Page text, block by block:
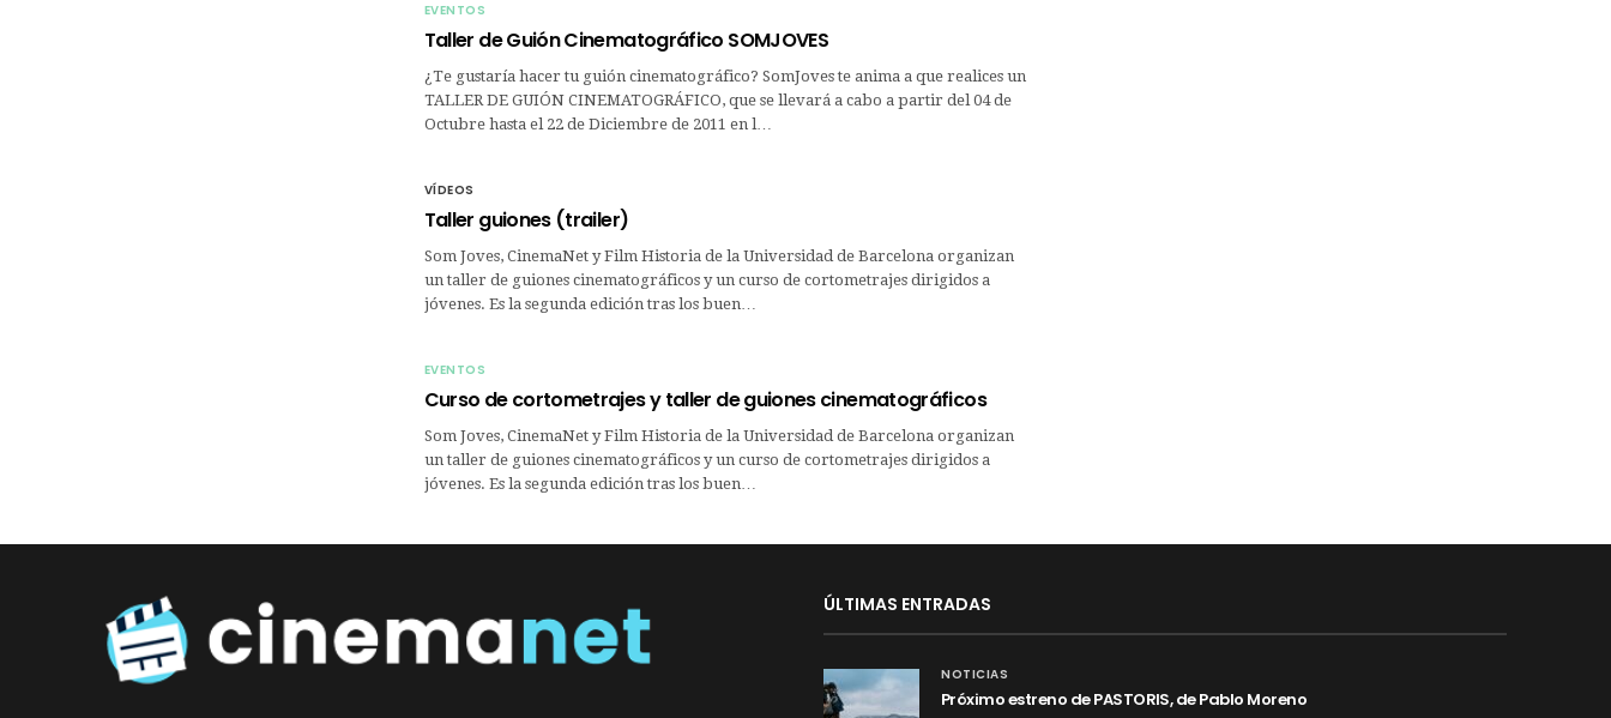
EVENTOS
Taller de Guión Cinematográfico SOMJOVES
¿Te gustaría hacer tu guión cinematográfico? SomJoves te anima a que realices un
TALLER DE GUIÓN CINEMATOGRÁFICO, que se llevará a cabo a partir del 04 de
Octubre hasta el 22 de Diciembre de 2011 en l…
VÍDEOS
Taller guiones (trailer)
Som Joves, CinemaNet y Film Historia de la Universidad de Barcelona organizan
un taller de guiones cinematográficos y un curso de cortometrajes dirigidos a
jóvenes. Es la segunda edición tras los buen…
EVENTOS
Curso de cortometrajes y taller de guiones cinematográficos
Som Joves, CinemaNet y Film Historia de la Universidad de Barcelona organizan
un taller de guiones cinematográficos y un curso de cortometrajes dirigidos a
jóvenes. Es la segunda edición tras los buen…
ÚLTIMAS ENTRADAS
NOTICIAS
Próximo estreno de PASTORIS, de Pablo Moreno